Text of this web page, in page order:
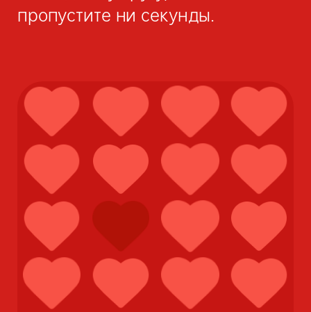
пропустите ни секунды.